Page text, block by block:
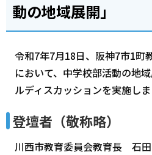
動の地域展開」
令和7年7月18日、阪神7市1町
において、中学校部活動の地
ルディスカッションを実施しま
登壇者（敬称略）
川西市教育委員会教育長 石